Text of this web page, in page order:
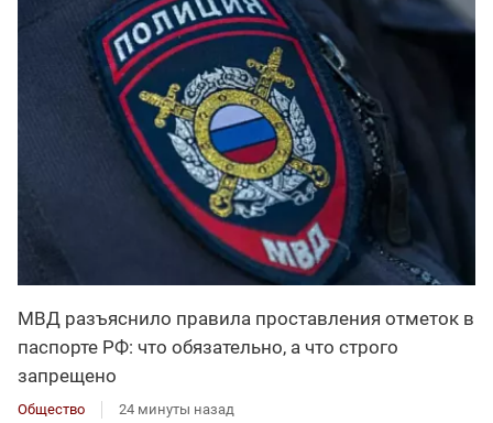
МВД разъяснило правила проставления отметок в
паспорте РФ: что обязательно, а что строго
запрещено
Общество 24 минуты назад